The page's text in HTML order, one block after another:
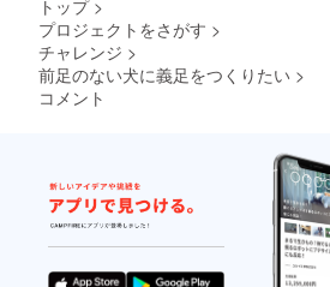
トップ >
プロジェクトをさがす >
チャレンジ >
前足のない犬に義足をつくりたい >
コメント